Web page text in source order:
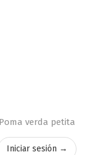
Poma verda petita
Iniciar sesión →